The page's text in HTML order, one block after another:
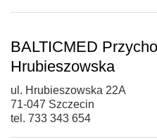
BALTICMED
Hrubieszowska
ul. Hrubieszowska 22A
71-047 Szczecin
tel. 733 343 654